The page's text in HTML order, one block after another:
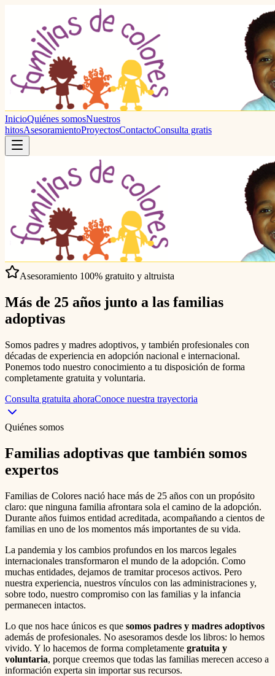
InicioQuiénes somosNuestros
hitosAsesoramientoProyectosContactoConsulta gratis
Asesoramiento 100% gratuito y altruista
Más de 25 años junto a las familias
adoptivas
Somos padres y madres adoptivos, y también profesionales con
décadas de experiencia en adopción nacional e internacional.
Ponemos todo nuestro conocimiento a tu disposición de forma
completamente gratuita y voluntaria.
Consulta gratuita ahoraConoce nuestra trayectoria
Quiénes somos
Familias adoptivas que también somos
expertos
Familias de Colores nació hace más de 25 años con un propósito
claro: que ninguna familia afrontara sola el camino de la adopción.
Durante años fuimos entidad acreditada, acompañando a cientos de
familias en uno de los momentos más importantes de su vida.
La pandemia y los cambios profundos en los marcos legales
internacionales transformaron el mundo de la adopción. Como
muchas entidades, dejamos de tramitar procesos activos. Pero
nuestra experiencia, nuestros vínculos con las administraciones y,
sobre todo, nuestro compromiso con las familias y la infancia
permanecen intactos.
Lo que nos hace únicos es que somos padres y madres adoptivos
además de profesionales. No asesoramos desde los libros: lo hemos
vivido. Y lo hacemos de forma completamente gratuita y
voluntaria, porque creemos que todas las familias merecen acceso a
información experta sin importar sus recursos.